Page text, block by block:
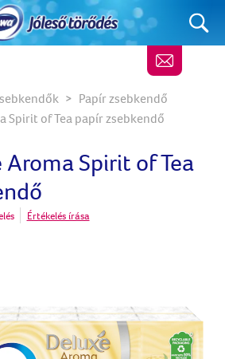
Papír zsebkendő
Spirit of Tea papír zsebkendő
Aroma Spirit of Tea
Értékelés írása